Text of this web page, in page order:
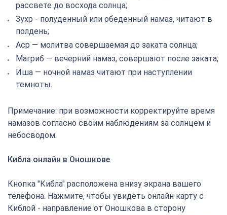
рассвете до восхода солнца;
Зухр - полуденный или обеденный намаз, читают в
полдень;
Аср — молитва совершаемая до заката солнца;
Магриб — вечерний намаз, совершают после заката;
Иша — ночной намаз читают при наступлении
темноты.
Примечание: при возможности корректируйте время
намазов согласно своим наблюдениям за солнцем и
небосводом.
Кибла онлайн в Оношкове
Кнопка "Кибла" расположена внизу экрана вашего
телефона. Нажмите, чтобы увидеть онлайн карту с
Киблой - направление от Оношкова в сторону